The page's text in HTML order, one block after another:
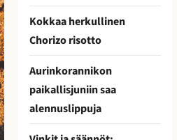
Kokkaa herkullinen
Chorizo risotto
Aurinkorannikon
paikallisjuniin saa
alennuslippuja